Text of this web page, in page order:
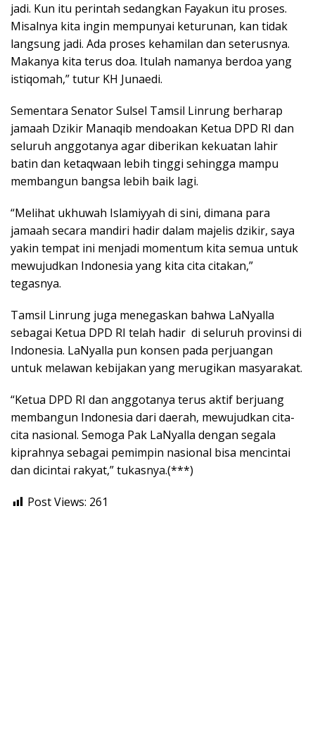
jadi. Kun itu perintah sedangkan Fayakun itu proses.
Misalnya kita ingin mempunyai keturunan, kan tidak
langsung jadi. Ada proses kehamilan dan seterusnya.
Makanya kita terus doa. Itulah namanya berdoa yang
istiqomah,” tutur KH Junaedi.
Sementara Senator Sulsel Tamsil Linrung berharap
jamaah Dzikir Manaqib mendoakan Ketua DPD RI dan
seluruh anggotanya agar diberikan kekuatan lahir
batin dan ketaqwaan lebih tinggi sehingga mampu
membangun bangsa lebih baik lagi.
“Melihat ukhuwah Islamiyyah di sini, dimana para
jamaah secara mandiri hadir dalam majelis dzikir, saya
yakin tempat ini menjadi momentum kita semua untuk
mewujudkan Indonesia yang kita cita citakan,”
tegasnya.
Tamsil Linrung juga menegaskan bahwa LaNyalla
sebagai Ketua DPD RI telah hadir di seluruh provinsi di
Indonesia. LaNyalla pun konsen pada perjuangan
untuk melawan kebijakan yang merugikan masyarakat.
“Ketua DPD RI dan anggotanya terus aktif berjuang
membangun Indonesia dari daerah, mewujudkan cita-
cita nasional. Semoga Pak LaNyalla dengan segala
kiprahnya sebagai pemimpin nasional bisa mencintai
dan dicintai rakyat,” tukasnya.(***)
Post Views: 261